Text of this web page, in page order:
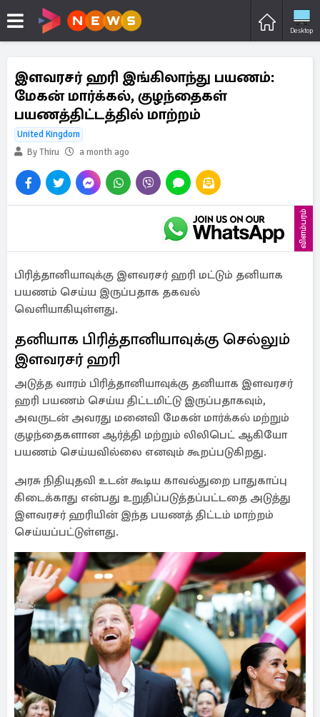
Desktop
இளவரசர் ஹரி இங்கிலாந்து பயணம்:
மேகன் மார்க்கல், குழந்தைகள்
பயணத்திட்டத்தில் மாற்றம்
United Kingdom
By Thiru
a month ago
விளம்பரம்
பிரித்தானியாவுக்கு இளவரசர் ஹரி மட்டும் தனியாக
பயணம் செய்ய இருப்பதாக தகவல்
வெளியாகியுள்ளது.
தனியாக பிரித்தானியாவுக்கு செல்லும்
இளவரசர் ஹரி
அடுத்த வாரம் பிரித்தானியாவுக்கு தனியாக இளவரசர்
ஹரி பயணம் செய்ய திட்டமிட்டு இருப்பதாகவும்,
அவருடன் அவரது மனைவி மேகன் மார்க்கல் மற்றும்
குழந்தைகளான ஆர்த்தி மற்றும் லிலிபெட் ஆகியோ
பயணம் செய்யவில்லை எனவும் கூறப்படுகிறது.
அரசு நிதியுதவி உடன் கூடிய காவல்துறை பாதுகாப்பு
கிடைக்காது என்பது உறுதிப்படுத்தப்பட்டதை அடுத்து
இளவரசர் ஹரியின் இந்த பயணத் திட்டம் மாற்றம்
செய்யப்பட்டுள்ளது.